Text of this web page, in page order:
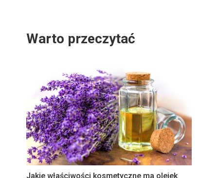
Warto przeczytać
Jakie właściwości kosmetyczne ma olejek